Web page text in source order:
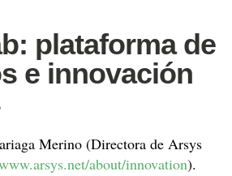
plataforma de
e innovación
Merino (Directora de Arsys
about/innovation).